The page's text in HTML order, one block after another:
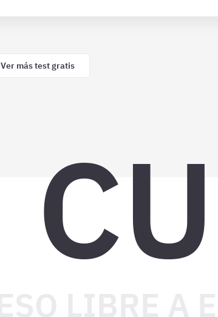
Ver más test gratis